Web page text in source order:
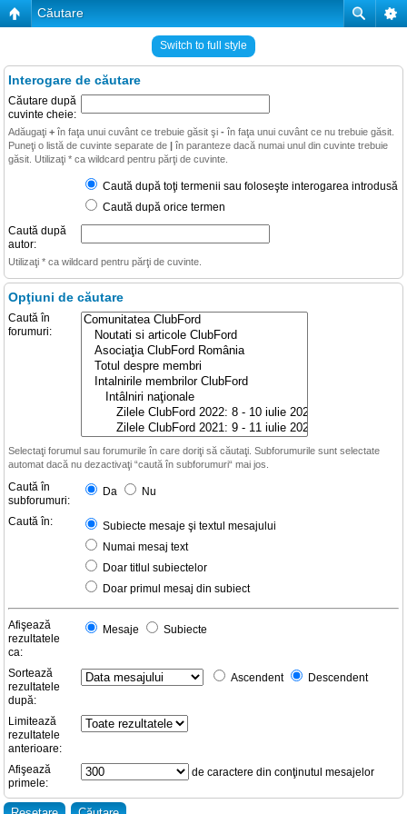
Căutare
Switch to full style
Interogare de căutare
Căutare după
cuvinte cheie:
Adăugaţi + în faţa unui cuvânt ce trebuie găsit şi - în faţa unui cuvânt ce nu trebuie găsit.
Puneţi o listă de cuvinte separate de | în paranteze dacă numai unul din cuvinte trebuie
găsit. Utilizaţi * ca wildcard pentru părţi de cuvinte.
Caută după toţi termenii sau foloseşte interogarea introdusă
Caută după orice termen
Caută după
autor:
Utilizaţi * ca wildcard pentru părţi de cuvinte.
Opţiuni de căutare
Caută în
forumuri:
Selectaţi forumul sau forumurile în care doriţi să căutaţi. Subforumurile sunt selectate
automat dacă nu dezactivaţi “caută în subforumuri“ mai jos.
Caută în
subforumuri:
Da Nu
Caută în:
Subiecte mesaje şi textul mesajului
Numai mesaj text
Doar titlul subiectelor
Doar primul mesaj din subiect
Afişează
rezultatele
ca:
Mesaje Subiecte
Sortează
rezultatele
după:
Ascendent Descendent
Limitează
rezultatele
anterioare:
Afişează
primele:
de caractere din conţinutul mesajelor